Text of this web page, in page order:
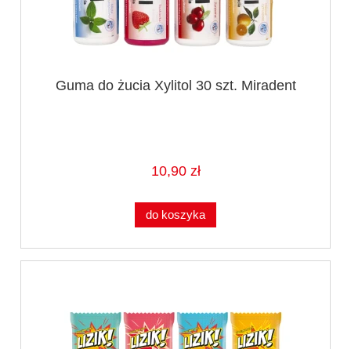
Guma do żucia Xylitol 30 szt. Miradent
10,90 zł
do koszyka